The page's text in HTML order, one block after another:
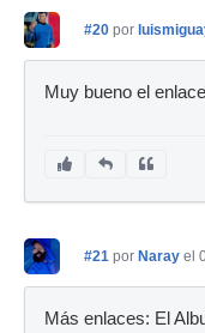
#20 por
Muy bueno el
#21 por Naray el
Más enlaces: El